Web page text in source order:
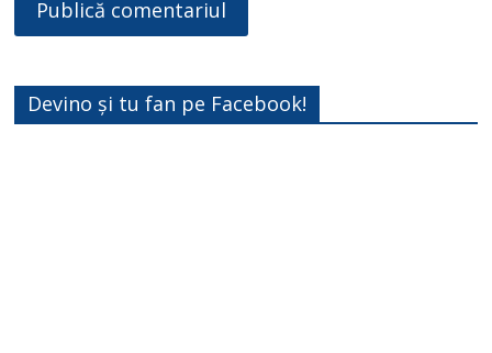
Devino și tu fan pe Facebook!